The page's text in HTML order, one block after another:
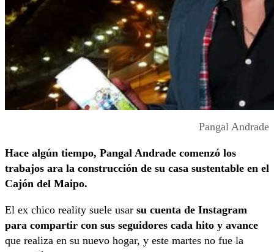
Pangal Andrade
Hace algún tiempo, Pangal Andrade comenzó los
trabajos ara la construcción de su casa sustentable en el
Cajón del Maipo.
El ex chico reality suele usar su cuenta de Instagram
para compartir con sus seguidores cada hito y avance
que realiza en su nuevo hogar, y este martes no fue la